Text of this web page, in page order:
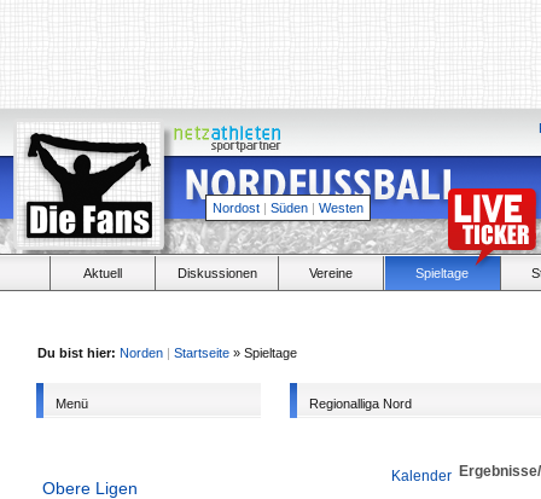
Nordost | Süden | Westen
Aktuell Diskussionen Vereine Spieltage
Du bist hier: Norden | Startseite » Spieltage
Menü
Obere Ligen
Regionalliga Nord
Kalender